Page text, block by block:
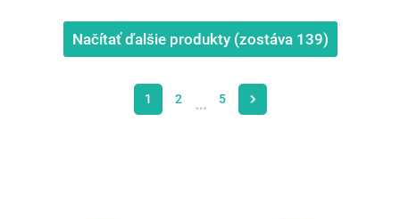
Načítať ďalšie produkty (zostáva 139)
1 2 … 5